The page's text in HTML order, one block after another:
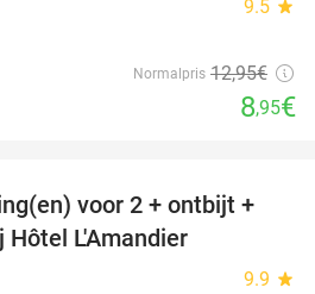
9.5 star
Normalpris 12,95€
8,95€
32%
voor 2 + ontbijt +
L'Amandier
9.9 star